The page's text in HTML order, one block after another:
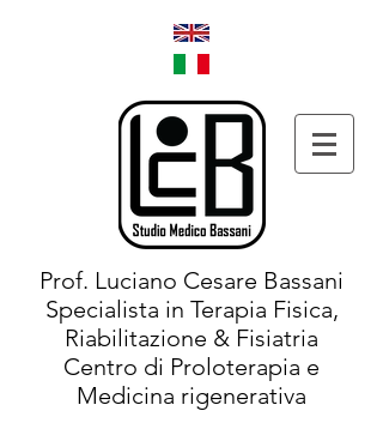
Prof. Luciano Cesare Bassani
Specialista in Terapia Fisica,
Riabilitazione & Fisiatria
Centro di Proloterapia e
Medicina rigenerativa